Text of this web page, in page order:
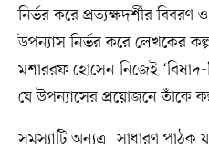
নির্ভর করে প্রত্যক্ষদর্শীর
উপন্যাস নির্ভর করে লেখকের
মশাররফ হোসেন নিজেই ‘বিষাদ-
যে উপন্যাসের প্রয়োজনে তাঁকে
সমস্যাটি অন্যত্র। সাধারণ